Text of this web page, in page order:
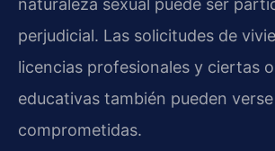
naturaleza sexual puede ser
perjudicial. Las solicitudes de
licencias profesionales y ciertas
educativas también pueden verse
comprometidas.